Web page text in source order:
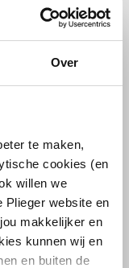
Over
te maken,
cookies (en
willen we
Plieger website en
makkelijker en
kunnen wij en
en buiten de